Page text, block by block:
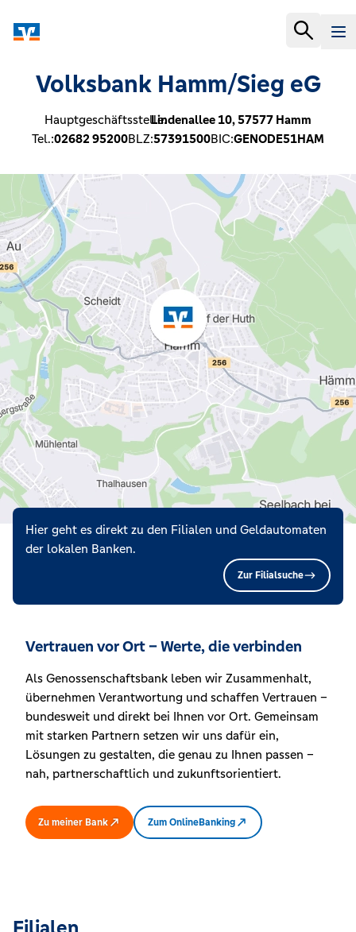
Volksbank Hamm/Sieg eG
Hauptgeschäftsstelle:Lindenallee 10,57577 Hamm
Tel.:02682 95200BLZ:57391500BIC:GENODE51HAM
Hier geht es direkt zu den Filialen und Geldautomaten
der lokalen Banken.
Zur Filialsuche
Vertrauen vor Ort – Werte, die verbinden
Als Genossenschaftsbank leben wir Zusammenhalt,
übernehmen Verantwortung und schaffen Vertrauen –
bundesweit und direkt bei Ihnen vor Ort. Gemeinsam
mit starken Partnern setzen wir uns dafür ein,
Lösungen zu gestalten, die genau zu Ihnen passen –
nah, partnerschaftlich und zukunftsorientiert.
Zu meiner Bank Zum OnlineBanking